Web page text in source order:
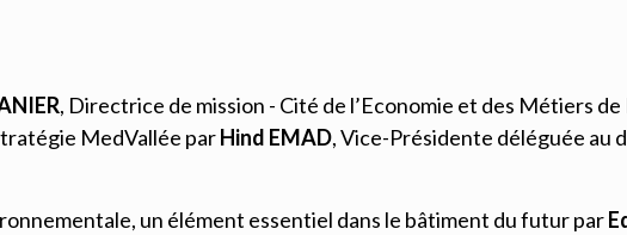
, Directrice de mission - Cité de l’Economie et des Métiers
MedVallée parHind EMAD, Vice-Présidente déléguée au
un élément essentiel dans le bâtiment du futur par